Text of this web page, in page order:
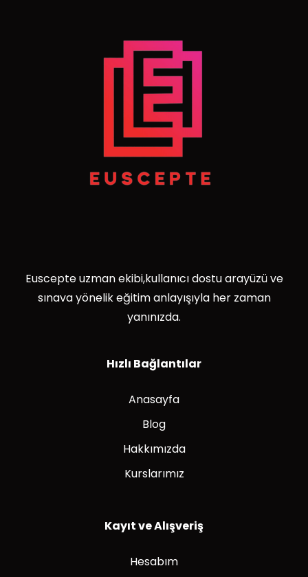
Euscepte uzman ekibi,kullanıcı dostu arayüzü ve
sınava yönelik eğitim anlayışıyla her zaman
yanınızda.
Hızlı Bağlantılar
Anasayfa
Blog
Hakkımızda
Kurslarımız
Kayıt ve Alışveriş
Hesabım